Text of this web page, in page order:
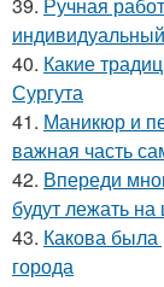
40. Какие
Сургута
41. Маникюр и
важная часть
42. Впереди
будут лежать
43. Какова была
города